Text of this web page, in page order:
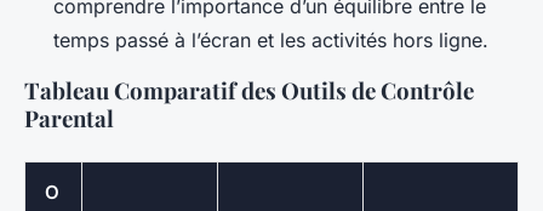
comprendre l’importance d’un équilibre entre le
temps passé à l’écran et les activités hors ligne.
Tableau Comparatif des Outils de Contrôle
Parental
O